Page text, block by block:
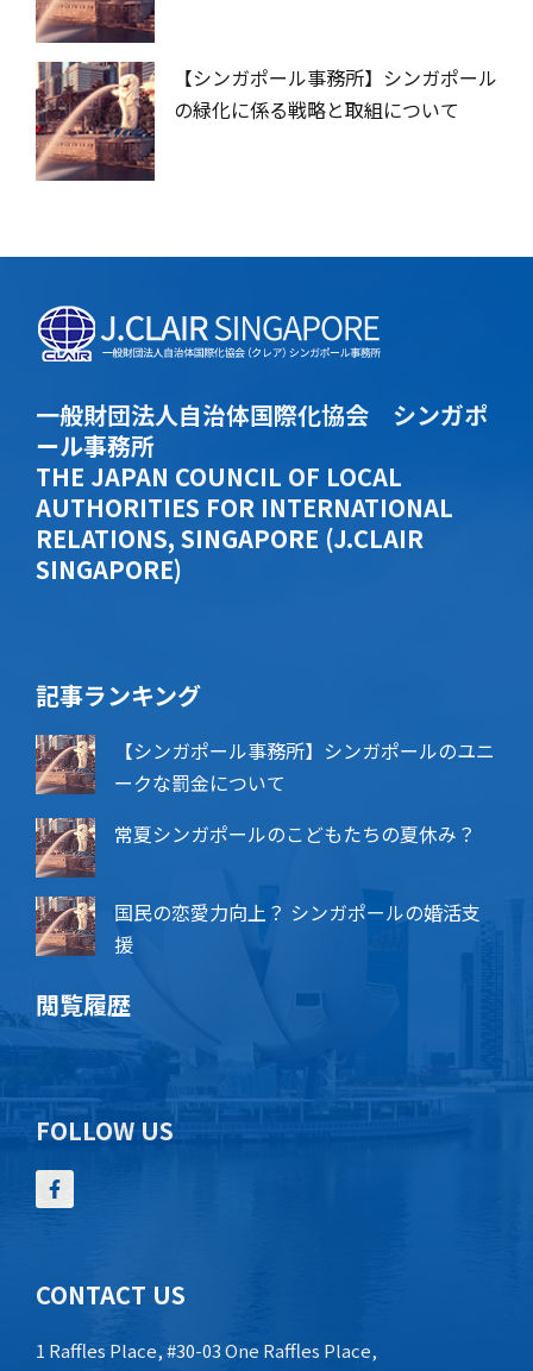
【シンガポール事務所】シンガポール
の緑化に係る戦略と取組について
一般財団法人自治体国際化協会 シンガポ
ール事務所
THE JAPAN COUNCIL OF LOCAL
AUTHORITIES FOR INTERNATIONAL
RELATIONS, SINGAPORE (J.CLAIR
SINGAPORE)
記事ランキング
【シンガポール事務所】シンガポールのユニ
ークな罰金について
常夏シンガポールのこどもたちの夏休み？
国民の恋愛力向上？ シンガポールの婚活支
援
閲覧履歴
FOLLOW US
CONTACT US
1 Raffles Place, #30-03 One Raffles Place,